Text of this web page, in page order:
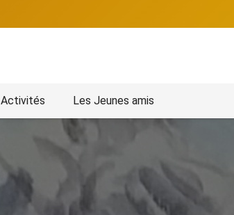
Activités Les Jeunes amis